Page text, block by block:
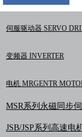
伺服驱动器 SERVO
变频器 INVERTER
电机 MRGENTR
MSR系列永磁同步
JSB/JSP系列高速电